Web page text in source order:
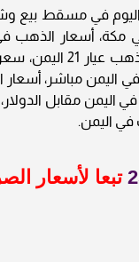
الخميس 25/12/2025، سعر الذهب
أسعار الذهب
في اليمن مباشر،
اليمن مقابل
في اليمن.
/12/2025 تبعا